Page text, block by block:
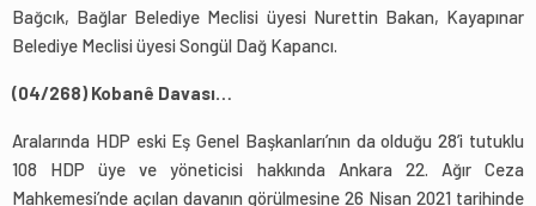
Bağcık, Bağlar Belediye Meclisi üyesi Nurettin Bakan, Kayapınar
Belediye Meclisi üyesi Songül Dağ Kapancı.
(04/268) Kobanê Davası…
Aralarında HDP eski Eş Genel Başkanları’nın da olduğu 28’i tutuklu
108 HDP üye ve yöneticisi hakkında Ankara 22. Ağır Ceza
Mahkemesi’nde açılan davanın görülmesine 26 Nisan 2021 tarihinde